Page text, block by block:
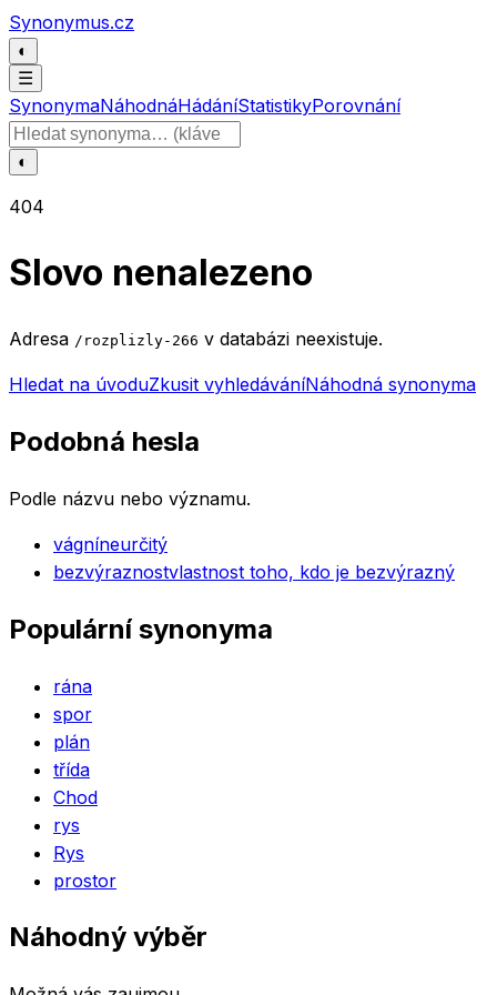
Přeskočit na obsah
Synonymus.cz
◐
☰
SynonymaNáhodnáHádáníStatistikyPorovnání
Hledat slovo
◐
404
Slovo nenalezeno
Adresa /rozplizly-266 v databázi neexistuje.
Hledat na úvoduZkusit vyhledáváníNáhodná synonyma
Podobná hesla
Podle názvu nebo významu.
vágníneurčitý
bezvýraznostvlastnost toho, kdo je bezvýrazný
Populární synonyma
rána
spor
plán
třída
Chod
rys
Rys
prostor
Náhodný výběr